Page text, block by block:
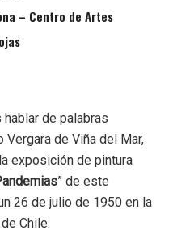
– Centro de Artes
hablar de palabras
de Viña del Mar,
exposición de pintura
” de este
26 de julio de 1950 en la
Chile.